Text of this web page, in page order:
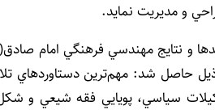
و مديريت نمايد.
نتايج مهندسي فرهنگي امام
حاصل شد: مهم‌ترين دستاوردهاي
سياسي، پويايي فقه شيعي و